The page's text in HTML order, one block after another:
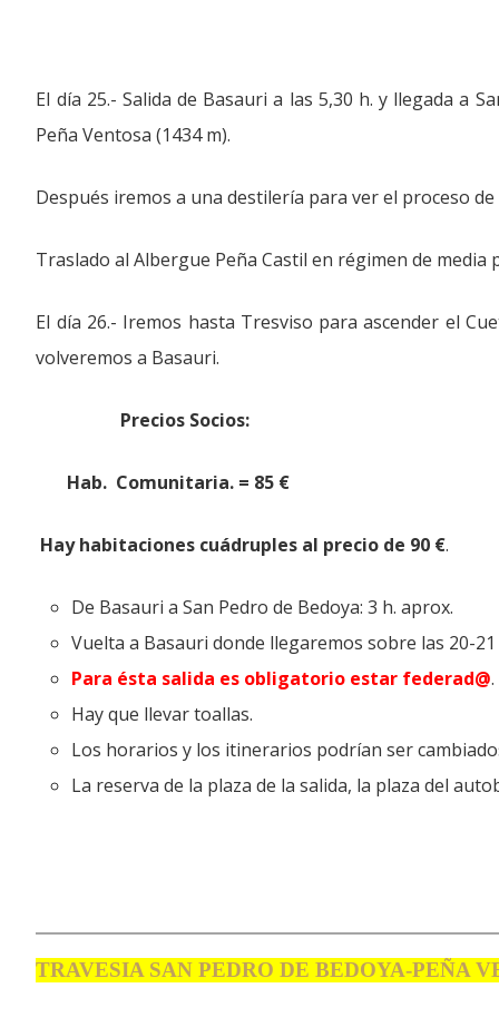
El día 25.- Salida de Basauri a las 5,30 h. y llegada a
Peña Ventosa (1434 m).
Después iremos a una destilería para ver el proceso
Traslado al Albergue Peña Castil en régimen de media
El día 26.- Iremos hasta Tresviso para ascender el
volveremos a Basauri.
Precios Socios:
Hab. Comunitaria. = 85 € Hab.
Hay habitaciones cuádruples al precio de 90 €.
De Basauri a San Pedro de Bedoya: 3 h. aprox.
Vuelta a Basauri donde llegaremos sobre las 20-21
Para ésta salida es obligatorio estar federad@.
Hay que llevar toallas.
Los horarios y los itinerarios podrían ser
La reserva de la plaza de la salida, la plaza del
TRAVESIA SAN PEDRO DE BEDOYA-PEÑA